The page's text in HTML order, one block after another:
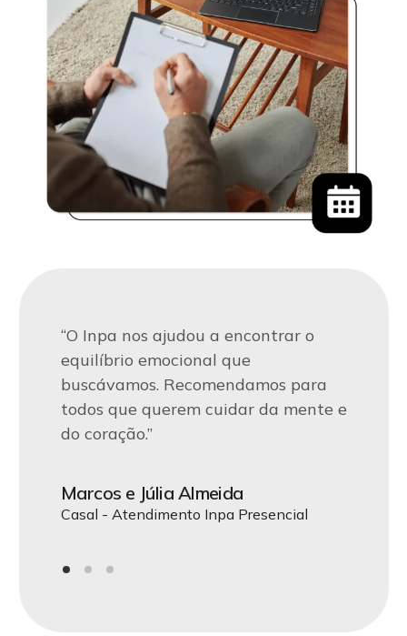
“O Inpa nos ajudou a encontrar o
equilíbrio emocional que
buscávamos. Recomendamos para
todos que querem cuidar da mente e
do coração.”
Marcos e Júlia Almeida
Casal - Atendimento Inpa Presencial
precisávamos para superar desafios
emocionais. A equipe nos acolheu de
forma única e nos guiou em uma
jornada de autoconhecimento.”
CEO da Acme LTDA - Atendimento Inpa
terapia no Inpa, percebemos
mudanças positivas em nossa vida.
A atenção e o cuidado dos
profissionais fazem toda a diferença.”
Terapia Individual - Atendimento Inpa